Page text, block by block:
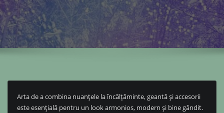
Arta de a combina nuanțele la încălțăminte, geantă și accesorii
este esențială pentru un look armonios, modern și bine gândit.